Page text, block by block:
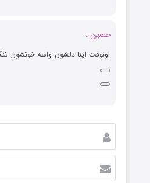
حصین :
اونوقت اینا دلشون واسه خونشون